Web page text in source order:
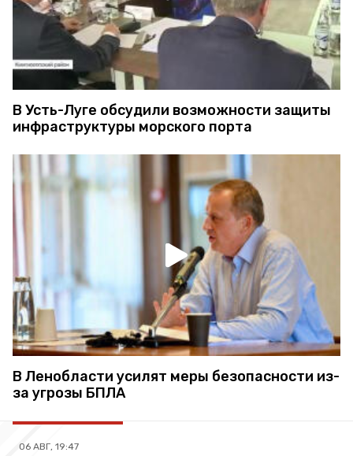
В Усть-Луге обсудили возможности защиты
инфраструктуры морского порта
В Ленобласти усилят меры безопасности из-
за угрозы БПЛА
06 АВГ, 19:47